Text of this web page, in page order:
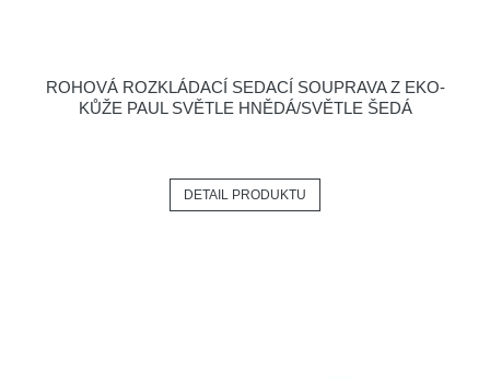
ROHOVÁ ROZKLÁDACÍ SEDACÍ SOUPRAVA Z EKO-
KŮŽE PAUL SVĚTLE HNĚDÁ/SVĚTLE ŠEDÁ
DETAIL PRODUKTU